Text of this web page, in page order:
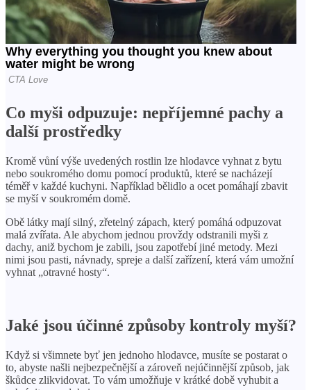
Co myši odpuzuje: nepříjemné pachy a
další prostředky
Kromě vůní výše uvedených rostlin lze hlodavce vyhnat z bytu
nebo soukromého domu pomocí produktů, které se nacházejí
téměř v každé kuchyni. Například bělidlo a ocet pomáhají zbavit
se myší v soukromém domě.
Obě látky mají silný, zřetelný zápach, který pomáhá odpuzovat
malá zvířata. Ale abychom jednou provždy odstranili myši z
dachy, aniž bychom je zabili, jsou zapotřebí jiné metody. Mezi
nimi jsou pasti, návnady, spreje a další zařízení, která vám umožní
vyhnat „otravné hosty“.
Jaké jsou účinné způsoby kontroly myší?
Když si všimnete byť jen jednoho hlodavce, musíte se postarat o
to, abyste našli nejbezpečnější a zároveň nejúčinnější způsob, jak
škůdce zlikvidovat. To vám umožňuje v krátké době vyhubit a